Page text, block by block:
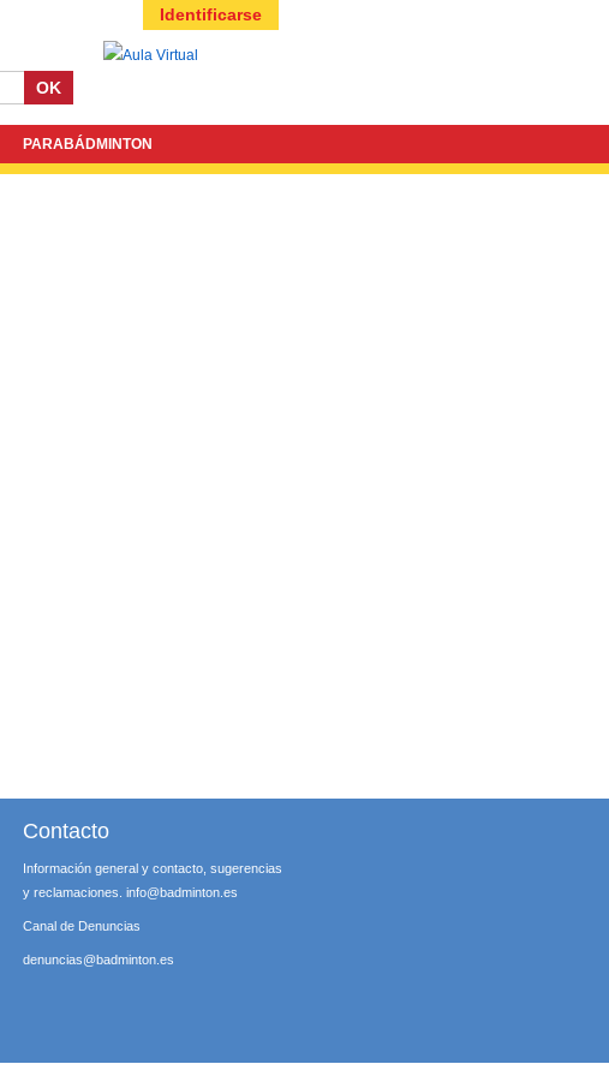
Identificarse
OK
PARABÁDMINTON
Contacto
Información general y contacto, sugerencias
y reclamaciones. info@badminton.es
Canal de Denuncias
denuncias@badminton.es